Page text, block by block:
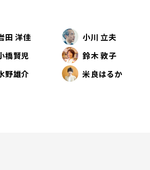
田 洋佳
小川 立夫
橋賢児
鈴木 敦子
野雄介
米良はるか